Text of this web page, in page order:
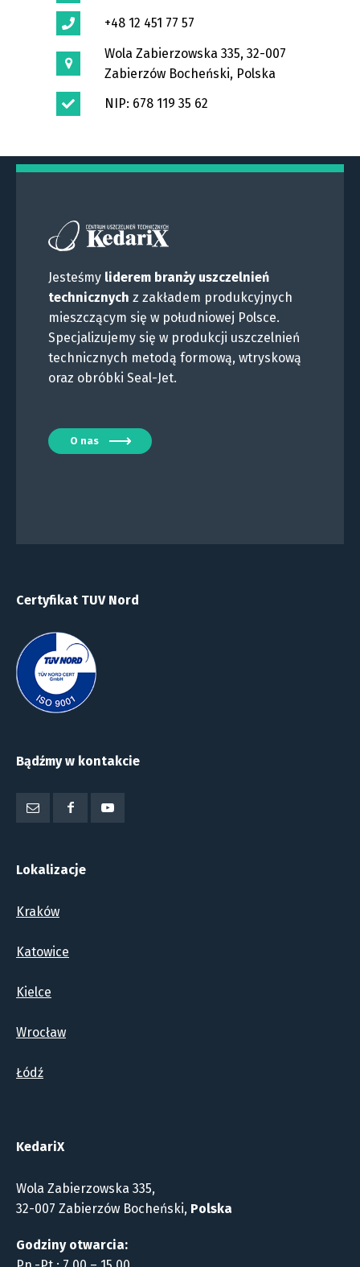
+48 12 451 77 57
Wola Zabierzowska 335, 32-007
Zabierzów Bocheński, Polska
NIP: 678 119 35 62
Jesteśmy liderem branży uszczelnień
technicznych z zakładem produkcyjnych
mieszczącym się w południowej Polsce.
Specjalizujemy się w produkcji uszczelnień
technicznych metodą formową, wtryskową
oraz obróbki Seal-Jet.
O nas
Certyfikat TUV Nord
Bądźmy w kontakcie
Lokalizacje
Kraków
Katowice
Kielce
Wrocław
Łódź
KedariX
Wola Zabierzowska 335,
32-007 Zabierzów Bocheński, Polska
Godziny otwarcia: